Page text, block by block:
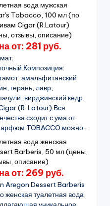
вода мужская
Tobacco, 100 мл (по
Cigar (R.Latour)
отзывы, описание)
от: 281 руб.
амальфитанский
герань, лавр,
вирджинский кедр,
(R. Latour).Вся
сходит с ума от
TOBACCO можно...
вода женская
Barberis, 50 мл (цены,
описание)
от: 269 руб.
Aregon Dessert Barberis
женская туалетная вода,